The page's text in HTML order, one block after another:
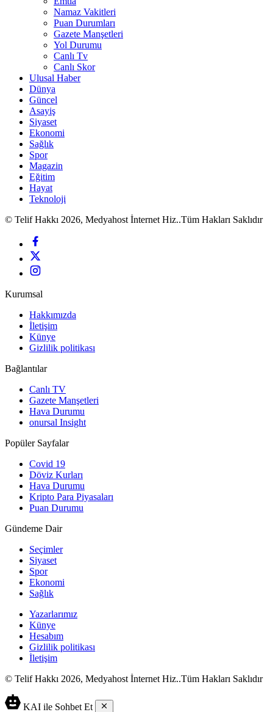
Namaz Vakitleri
Puan Durumları
Gazete Manşetleri
Yol Durumu
Canlı Tv
Canlı Skor
Ulusal Haber
Dünya
Güncel
Asayiş
Siyaset
Ekonomi
Sağlık
Spor
Magazin
Eğitim
Hayat
Teknoloji
© Telif Hakkı 2026, Medyahost İnternet Hiz..Tüm Hakları Saklıdır
Kurumsal
Hakkımızda
İletişim
Künye
Gizlilik politikası
Bağlantılar
Canlı TV
Gazete Manşetleri
Hava Durumu
onursal Insight
Popüler Sayfalar
Covid 19
Döviz Kurları
Hava Durumu
Kripto Para Piyasaları
Puan Durumu
Gündeme Dair
Seçimler
Siyaset
Spor
Ekonomi
Sağlık
Yazarlarımız
Künye
Hesabım
Gizlilik politikası
İletişim
© Telif Hakkı 2026, Medyahost İnternet Hiz..Tüm Hakları Saklıdır
casino
canlı
ev
KAI ile Sohbet Et